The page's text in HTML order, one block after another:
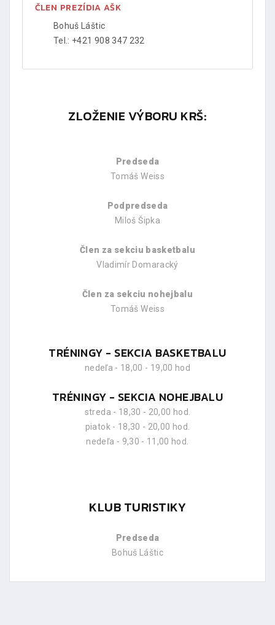
ČLEN PREZÍDIA AŠK
Bohuš Láštic
Tel.: +421 908 347 232
ZLOŽENIE VÝBORU KRŠ:
Predseda
Tomáš Weiss
Podpredseda
Miloš Šipka
Člen za sekciu basketbalu
Vladimír Domaracký
Člen za sekciu nohejbalu
Tomáš Weiss
TRÉNINGY - SEKCIA BASKETBALU
nedeľa - 18,00 - 19,00 hod
TRÉNINGY - SEKCIA NOHEJBALU
streda - 18,30 - 20,00 hod.
piatok - 18,30 - 20,00 hod.
nedeľa - 9,30 - 11,00 hod.
KLUB TURISTIKY
Predseda
Bohuš Láštic